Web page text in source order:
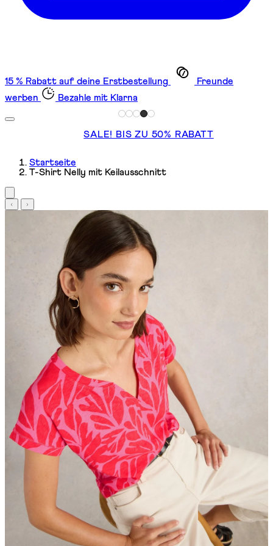
15 % Rabatt auf deine Erstbestellung
Freunde
werben
Bezahle mit Klarna
SALE! BIS ZU 50% RABATT
Startseite
T-Shirt Nelly mit Keilausschnitt